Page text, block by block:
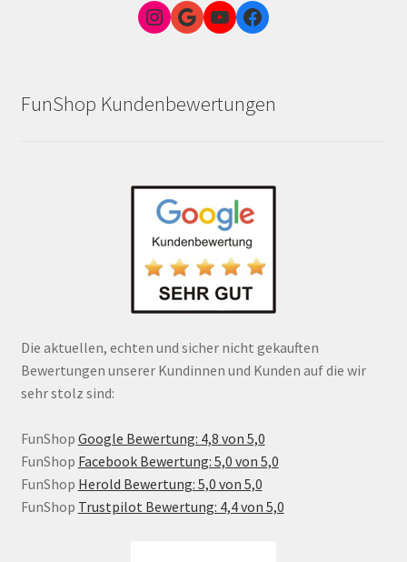
Instagram
Google Link zum FunShop WienYouTubeFacebook
FunShop Kundenbewertungen
Die aktuellen, echten und sicher nicht gekauften
Bewertungen unserer Kundinnen und Kunden auf die wir
sehr stolz sind:
FunShop Google Bewertung: 4,8 von 5,0
FunShop Facebook Bewertung: 5,0 von 5,0
FunShop Herold Bewertung: 5,0 von 5,0
FunShop Trustpilot Bewertung: 4,4 von 5,0